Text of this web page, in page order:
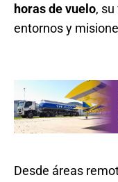
horas de vuelo,
entornos y
Desde áreas